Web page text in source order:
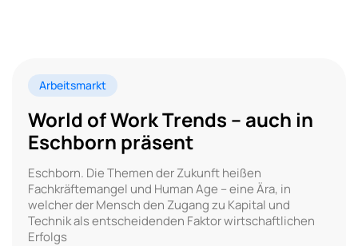
Arbeitsmarkt
World of Work Trends – auch in
Eschborn präsent
Eschborn. Die Themen der Zukunft heißen
Fachkräftemangel und Human Age – eine Ära, in
welcher der Mensch den Zugang zu Kapital und
Technik als entscheidenden Faktor wirtschaftlichen
Erfolgs